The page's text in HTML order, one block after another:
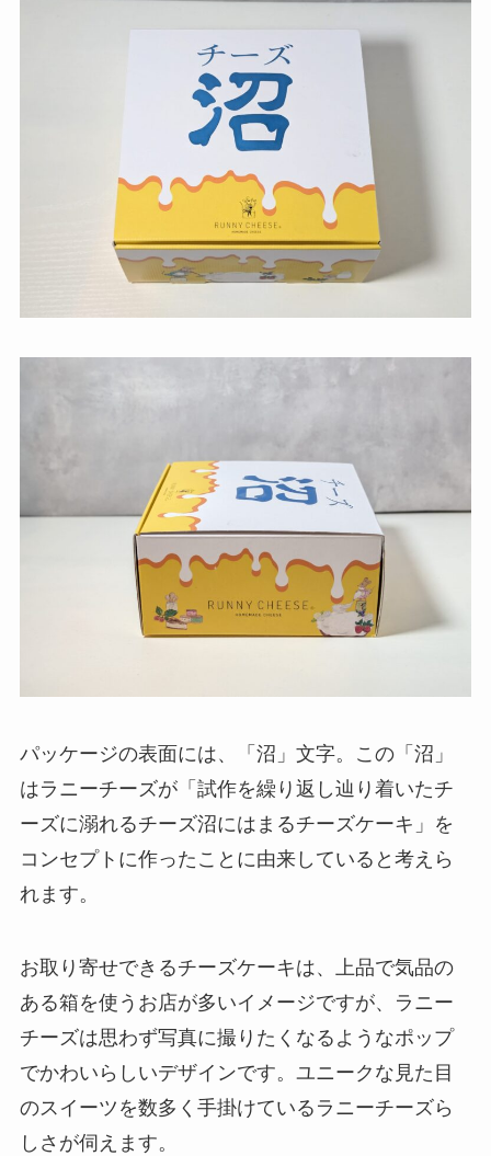
パッケージの表面には、「沼」文字。この「沼」
はラニーチーズが「試作を繰り返し辿り着いたチ
ーズに溺れるチーズ沼にはまるチーズケーキ」を
コンセプトに作ったことに由来していると考えら
れます。
お取り寄せできるチーズケーキは、上品で気品の
ある箱を使うお店が多いイメージですが、ラニー
チーズは思わず写真に撮りたくなるようなポップ
でかわいらしいデザインです。ユニークな見た目
のスイーツを数多く手掛けているラニーチーズら
しさが伺えます。